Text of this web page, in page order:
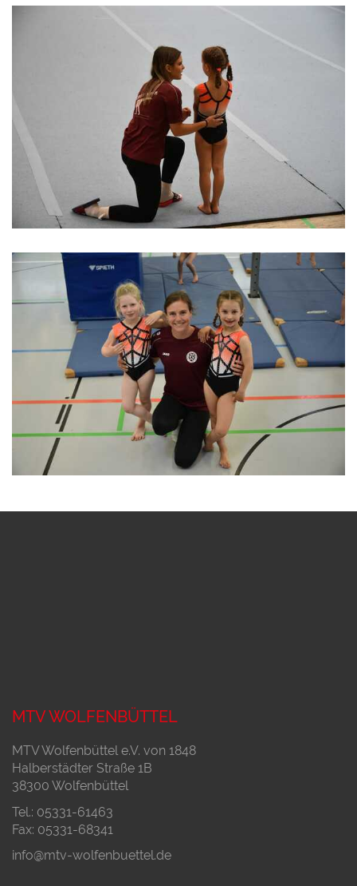
MTV WOLFENBÜTTEL
MTV Wolfenbüttel e.V. von 1848
Halberstädter Straße 1B
38300 Wolfenbüttel
Tel.: 05331-61463
Fax: 05331-68341
info@mtv-wolfenbuettel.de